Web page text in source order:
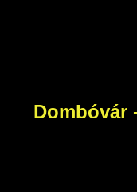
Dombóvár